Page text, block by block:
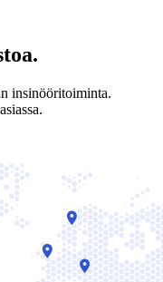
insinööritoiminta.